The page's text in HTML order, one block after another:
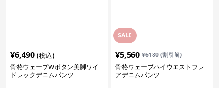
¥6,490 (税込)
骨格ウェーブWボタン美脚ワイ
ドレックデニムパンツ
SALE
¥5,560 ¥6180(割引前)
骨格ウェーブハイウエストフレ
アデニムパンツ